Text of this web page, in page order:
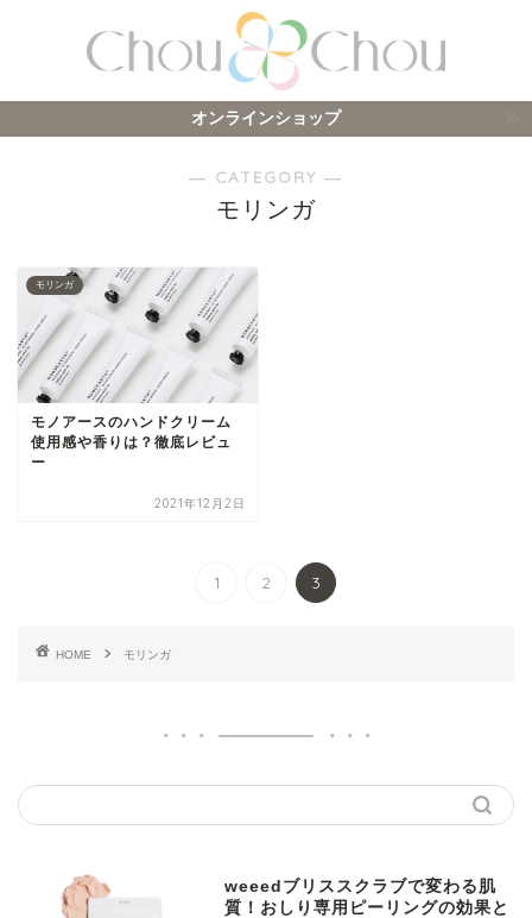
オンラインショップ
― CATEGORY ―
モリンガ
モリンガ
モノアースのハンドクリーム
使用感や香りは？徹底レビュ
ー
2021年12月2日
1 2 3
HOME モリンガ
weeedブリススクラブで変わる肌
質！おしり専用ピーリングの効果と